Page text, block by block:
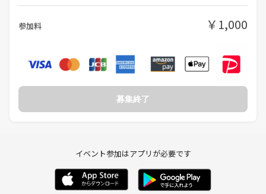
また、自分とは全く違うバックグラウンドをもった人からの質問や意見
は時にとても新鮮な気付きを与えてくれます。こういった自分の考えと
知識の範囲だけでは気付けなかった新たな視点を獲得できるはずです。
●注意事項
1. 他の参加メンバーへの迷惑行為は禁止しております。商品の販売やビ
ジネス、宗教の勧誘を目的とした方の参加はご遠慮願います。
ルール違反と判断した場合、退室をお願いします。
1993年生まれ
参加料 ￥1,000
募集終了
イベント参加はアプリが必要です